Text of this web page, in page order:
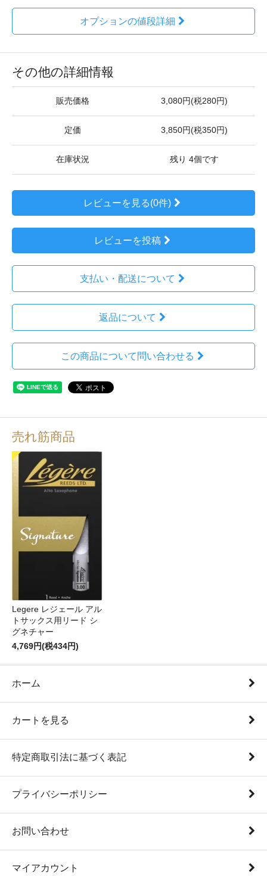
オプションの値段詳細
その他の詳細情報
販売価格 3,080円(税280円)
定価 3,850円(税350円)
在庫状況 残り 4個です
レビューを見る(0件)
レビューを投稿
支払い・配送について
返品について
この商品について問い合わせる
売れ筋商品
Legere レジェール アル
トサックス用リード シ
グネチャー
4,769円(税434円)
ホーム
カートを見る
特定商取引法に基づく表記
プライバシーポリシー
お問い合わせ
マイアカウント